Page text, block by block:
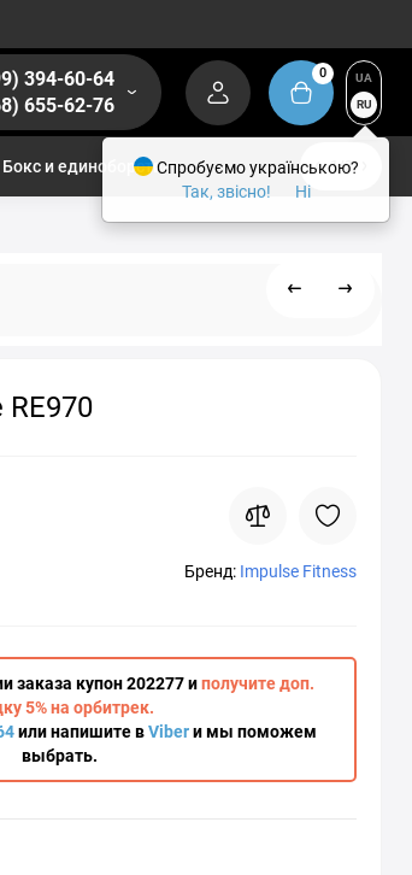
394-60-64
655-62-76
0
UA
RU
Бокс и единоборства 1/2
Бренд: Impulse Fitness
заказа купон 202277 иполучите доп.
5% на орбитрек.
или напишите вViberи мы поможем
выбрать.
Спробуємо українською?
Так, звісно!
Ні